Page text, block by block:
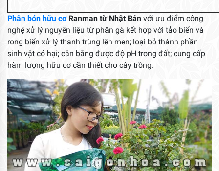
Phân bón hữu cơRanman từ Nhật Bản với ưu điểm công
nghệ xử lý nguyên liệu từ phân gà kết hợp với tảo biển và
rong biển xử lý thanh trùng lên men; loại bỏ thành phần
sinh vật có hại; cân bằng được độ pH trong đất; cung cấp
hàm lượng hữu cơ cần thiết cho cây trồng.